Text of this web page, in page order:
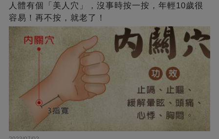
人體有個「美人穴」，沒事時按一按，年輕10歲很
容易！再不按，就老了！